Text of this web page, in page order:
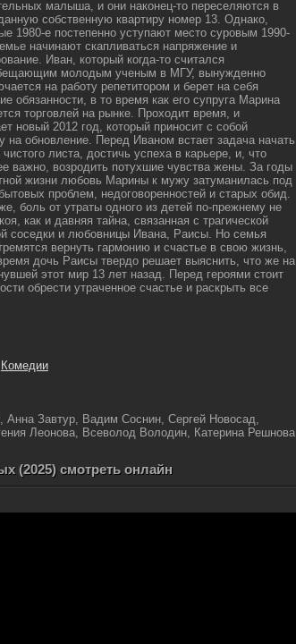
малыша, и они наконец-то переселяются в
собственную квартиру номер 13. Однако,
1980-е постепенно уступают место суровым 1990-
начинают скапливаться напряжение и
Иван, который когда-то считался
молодым ученым в МГУ, вынужденно
на работу репетитором и берет на себя
обязанности, в то время как его супруга Марина
торговлей на рынке. Проходит время, и
новый 2012 год, который приносит с собой
на обновление. Перед Иваном встает задача начать
листа, достичь успеха в карьере, и, что
важно, возродить потухшие чувства жены. За годы
жизни любовь Марины к мужу затуманилась под
проблем, недоговоренностей и старых обид.
боль от утраты одного из детей по-прежнему не
как и давняя тайна, связанная с трагической
соседки и любовницы Ивана, Раисы. Но семья
вернуть гармонию и счастье в свою жизнь,
дочь Раисы твердо решает выяснить, что же на
этот мир 13 лет назад. Перед героями стоит
обрести утраченное счастье и раскрыть все
Комедии
Анна Завтур, Вадим Соснин, Сергей Новосад,
Леонова, Всеволод Володин, Катерина Решнова
(2025) смотреть онлайн